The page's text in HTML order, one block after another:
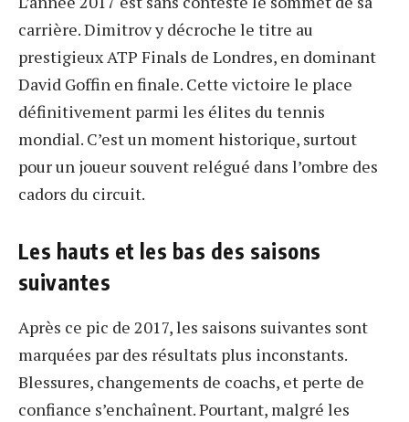
carrière. Dimitrov y décroche le titre au
prestigieux ATP Finals de Londres, en dominant
David Goffin en finale. Cette victoire le place
définitivement parmi les élites du tennis
mondial. C’est un moment historique, surtout
pour un joueur souvent relégué dans l’ombre des
cadors du circuit.
Les hauts et les bas des saisons
suivantes
Après ce pic de 2017, les saisons suivantes sont
marquées par des résultats plus inconstants.
Blessures, changements de coachs, et perte de
confiance s’enchaînent. Pourtant, malgré les